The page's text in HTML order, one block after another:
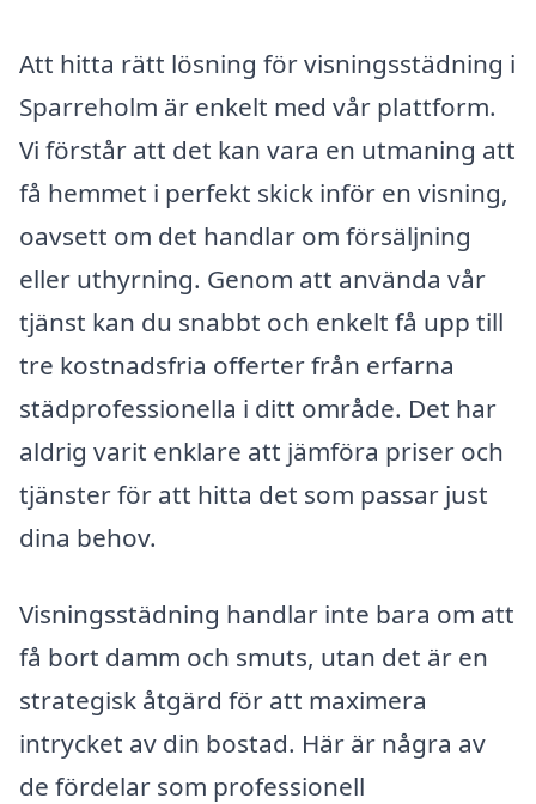
Att hitta rätt lösning för visningsstädning i
Sparreholm är enkelt med vår plattform.
Vi förstår att det kan vara en utmaning att
få hemmet i perfekt skick inför en visning,
oavsett om det handlar om försäljning
eller uthyrning. Genom att använda vår
tjänst kan du snabbt och enkelt få upp till
tre kostnadsfria offerter från erfarna
städprofessionella i ditt område. Det har
aldrig varit enklare att jämföra priser och
tjänster för att hitta det som passar just
dina behov.
Visningsstädning handlar inte bara om att
få bort damm och smuts, utan det är en
strategisk åtgärd för att maximera
intrycket av din bostad. Här är några av
de fördelar som professionell